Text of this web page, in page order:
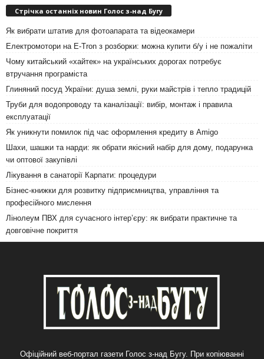
Стрічка останніх новин Голос з-над Бугу
Як вибрати штатив для фотоапарата та відеокамери
Електромотори на E-Tron з розборки: можна купити б/у і не пожаліти
Чому китайський «хайтек» на українських дорогах потребує
втручання програміста
Глиняний посуд України: душа землі, руки майстрів і тепло традицій
Труби для водопроводу та каналізації: вибір, монтаж і правила
експлуатації
Як уникнути помилок під час оформлення кредиту в Amigo
Шахи, шашки та нарди: як обрати якісний набір для дому, подарунка
чи оптової закупівлі
Лікування в санаторії Карпати: процедури
Бізнес-книжки для розвитку підприємництва, управління та
професійного мислення
Лінолеум ПВХ для сучасного інтер’єру: як вибрати практичне та
довговічне покриття
Офіційний веб-портал газети Голос з-над Бугу. При копіюванні